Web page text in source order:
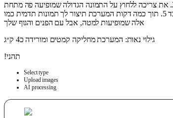
איזה כיף – אם את פה, זה אומר שיש לך הזדמנות ליצור לעצמך סט תמונות תדמית מהממות. אוקיי, זה עובד ככה: 1. את צריכה להתחבר עם החשבון גוגל שלך 2. את צריכה ללחוץ על התמונה הגדולה שמופיעה פה מתחת
לטקסט 3. את צריכה לשלם את עמלת האתר (אלא אם כבר שילמת!) 4. את צריכה להעלות 5-7 תמונות שלך - עדיפות לתמונות עם רקעים שונים, בהם את לבד 5. תוך כמה דקות המערכת תיצור לך תמונות תדמית כמו
אלה שמופיעות למטה, אבל עם הפנים והגוף שלך
גילוי נאות: המערכת מחליקה קמטים ומורידה כ4 ק״ג
!תהני
Select type
Upload images
AI processing